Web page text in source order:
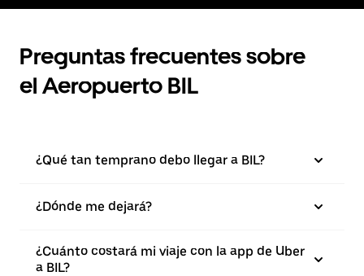
Preguntas frecuentes sobre
el Aeropuerto BIL
¿Qué tan temprano debo llegar a BIL?
¿Dónde me dejará?
¿Cuánto costará mi viaje con la app de Uber
a BIL?